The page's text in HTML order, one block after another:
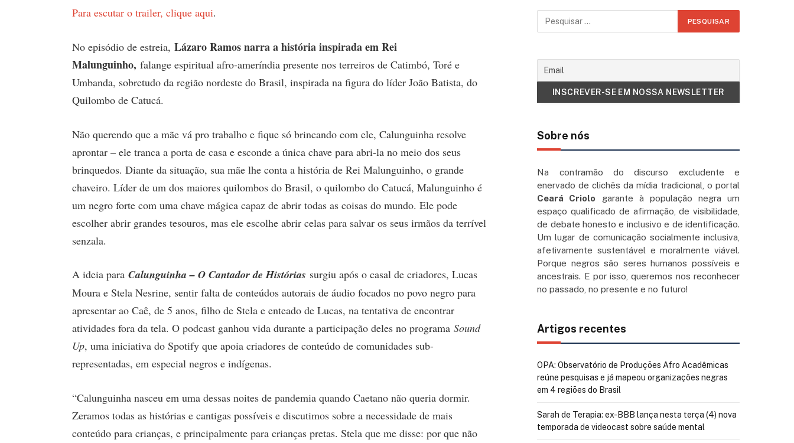
Para escutar o trailer, clique aqui.
No episódio de estreia, Lázaro Ramos narra a história inspirada em Rei
Malunguinho, falange espiritual afro-ameríndia presente nos terreiros de Catimbó, Toré e
Umbanda, sobretudo da região nordeste do Brasil, inspirada na figura do líder João Batista, do
Quilombo de Catucá.
Não querendo que a mãe vá pro trabalho e fique só brincando com ele, Calunguinha resolve
aprontar – ele tranca a porta de casa e esconde a única chave para abri-la no meio dos seus
brinquedos. Diante da situação, sua mãe lhe conta a história de Rei Malunguinho, o grande
chaveiro. Líder de um dos maiores quilombos do Brasil, o quilombo do Catucá, Malunguinho é
um negro forte com uma chave mágica capaz de abrir todas as coisas do mundo. Ele pode
escolher abrir grandes tesouros, mas ele escolhe abrir celas para salvar os seus irmãos da terrível
senzala.
A ideia para Calunguinha – O Cantador de Histórias surgiu após o casal de criadores, Lucas
Moura e Stela Nesrine, sentir falta de conteúdos autorais de áudio focados no povo negro para
apresentar ao Caê, de 5 anos, filho de Stela e enteado de Lucas, na tentativa de encontrar
atividades fora da tela. O podcast ganhou vida durante a participação deles no programa Sound
Up, uma iniciativa do Spotify que apoia criadores de conteúdo de comunidades sub-
representadas, em especial negros e indígenas.
“Calunguinha nasceu em uma dessas noites de pandemia quando Caetano não queria dormir.
Zeramos todas as histórias e cantigas possíveis e discutimos sobre a necessidade de mais
conteúdo para crianças, e principalmente para crianças pretas. Stela que me disse: por que não
Sobre nós
Na contramão do discurso excludente e
enervado de clichês da mídia tradicional, o portal
Ceará Criolo garante à população negra um
espaço qualificado de afirmação, de visibilidade,
de debate honesto e inclusivo e de identificação.
Um lugar de comunicação socialmente inclusiva,
afetivamente sustentável e moralmente viável.
Porque negros são seres humanos possíveis e
ancestrais. E por isso, queremos nos reconhecer
no passado, no presente e no futuro!
Artigos recentes
OPA: Observatório de Produções Afro Acadêmicas
reúne pesquisas e já mapeou organizações negras
em 4 regiões do Brasil
Sarah de Terapia: ex-BBB lança nesta terça (4) nova
temporada de videocast sobre saúde mental